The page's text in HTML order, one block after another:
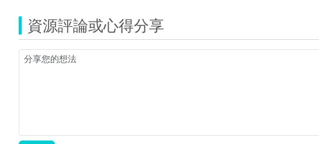
二.zip
資源評論或心得分享